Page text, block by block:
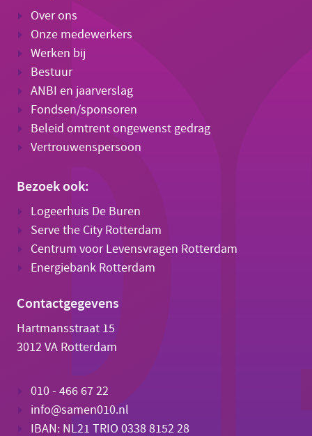
Over ons
Onze medewerkers
Werken bij
Bestuur
ANBI en jaarverslag
Fondsen/sponsoren
Beleid omtrent ongewenst gedrag
Vertrouwenspersoon
Bezoek ook:
Logeerhuis De Buren
Serve the City Rotterdam
Centrum voor Levensvragen Rotterdam
Energiebank Rotterdam
Contactgegevens
Hartmansstraat 15
3012 VA Rotterdam
010 - 466 67 22
info@samen010.nl
IBAN: NL21 TRIO 0338 8152 28